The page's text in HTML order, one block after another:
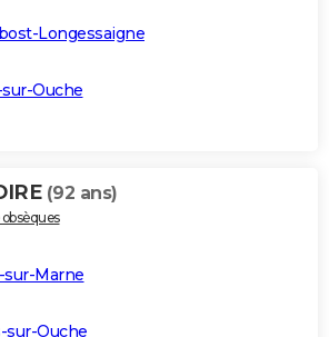
Longessaigne
Ouche
(92 ans)
sur-Marne
sur-Ouche